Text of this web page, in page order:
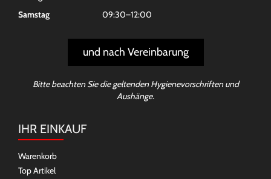
Samstag
09:30–12:00
und nach Vereinbarung
Bitte beachten Sie die geltenden Hygienevorschriften und
Aushänge.
IHR EINKAUF
Warenkorb
Top Artikel